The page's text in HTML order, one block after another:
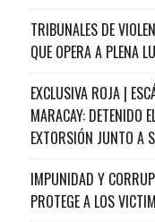
TRIBUNALES DE
QUE OPERA A PLENA
EXCLUSIVA ROJA |
MARACAY: DETENIDO
EXTORSIÓN JUNTO A
IMPUNIDAD Y
PROTEGE A LOS